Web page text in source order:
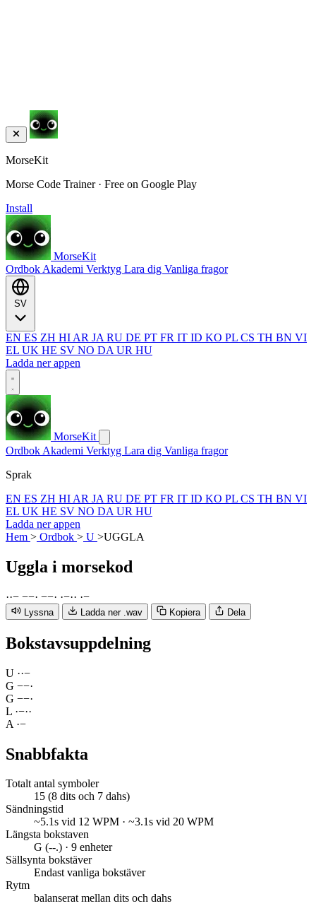
MorseKit
Morse Code Trainer · Free on Google Play
Install
MorseKit
Ordbok Akademi Verktyg Lara dig Vanliga fragor
EN ES ZH HI AR JA RU DE PT FR IT ID KO PL CS TH BN VI
EL UK HE SV NO DA UR HU
Ladda ner appen
MorseKit
Ordbok Akademi Verktyg Lara dig Vanliga fragor
Sprak
EN ES ZH HI AR JA RU DE PT FR IT ID KO PL CS TH BN VI
EL UK HE SV NO DA UR HU
Ladda ner appen
Hem > Ordbok > U >UGGLA
Uggla i morsekod
··− −−· −−· ·−·· ·−
Lyssna Ladda ner .wav Kopiera Dela
Bokstavsuppdelning
U ··−
G −−·
G −−·
L ·−··
A ·−
Snabbfakta
Totalt antal symboler
15 (8 dits och 7 dahs)
Sändningstid
~5.1s vid 12 WPM · ~3.1s vid 20 WPM
Längsta bokstaven
G (--.) · 9 enheter
Sällsynta bokstäver
Endast vanliga bokstäver
Rytm
balanserat mellan dits och dahs